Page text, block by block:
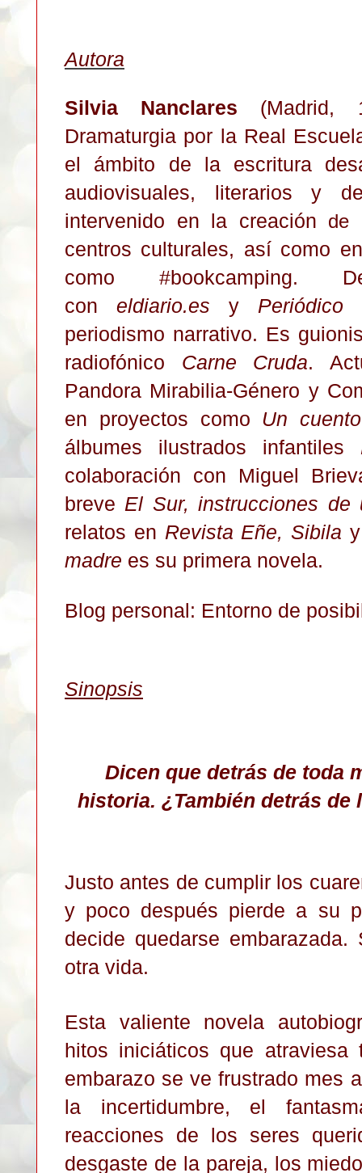
Autora
Silvia Nanclares (Madrid,
Dramaturgia por la Real
el ámbito de la escritura
audiovisuales, literarios y
intervenido en la creación de
centros culturales, así como
como #bookcamping.
con eldiario.es y Periódico
periodismo narrativo. Es
radiofónico Carne Cruda.
Pandora Mirabilia-Género y
en proyectos como Un
álbumes ilustrados infantiles
colaboración con Miguel
breve El Sur, instrucciones de
relatos en Revista Eñe, Sibila
madre es su primera novela.
Blog personal: Entorno de
Sinopsis
Dicen que detrás de toda
historia. ¿También detrás de
Justo antes de cumplir los
y poco después pierde a su
decide quedarse
otra vida.
Esta valiente novela
hitos iniciáticos que
embarazo se ve frustrado mes
la incertidumbre, el
reacciones de los seres
desgaste de la pareja, los